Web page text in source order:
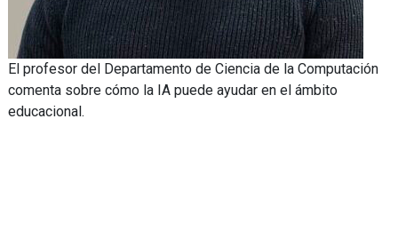
El profesor del Departamento de Ciencia de la Computación
comenta sobre cómo la IA puede ayudar en el ámbito
educacional.